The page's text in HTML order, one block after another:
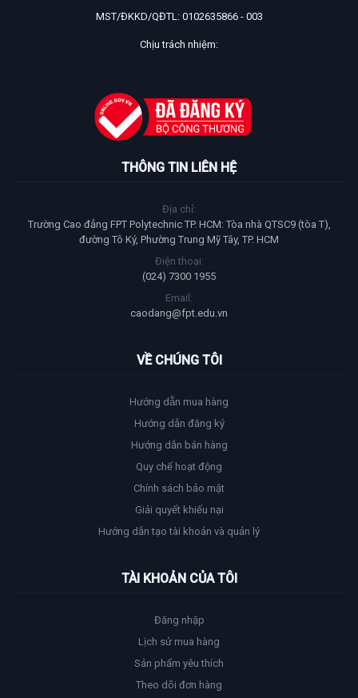
MST/ĐKKD/QĐTL: 0102635866 - 003
Chịu trách nhiệm:
THÔNG TIN LIÊN HỆ
Địa chỉ:
Trường Cao đẳng FPT Polytechnic TP. HCM: Tòa nhà QTSC9 (tòa T),
đường Tô Ký, Phường Trung Mỹ Tây, TP. HCM
Điện thoại:
(024) 7300 1955
Email:
caodang@fpt.edu.vn
VỀ CHÚNG TÔI
Hướng dẫn mua hàng
Hướng dẫn đăng ký
Hướng dẫn bán hàng
Quy chế hoạt động
Chính sách bảo mật
Giải quyết khiếu nại
Hướng dẫn tạo tài khoản và quản lý
TÀI KHOẢN CỦA TÔI
Đăng nhập
Lịch sử mua hàng
Sản phẩm yêu thích
Theo dõi đơn hàng